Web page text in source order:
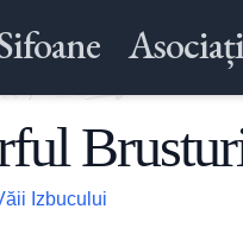
Izbucului